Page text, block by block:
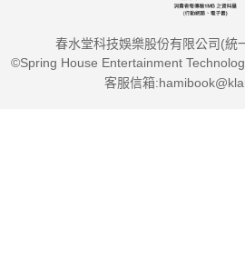
春水堂科技娛樂股份有限公司(統
©Spring House Entertainment
客服信箱